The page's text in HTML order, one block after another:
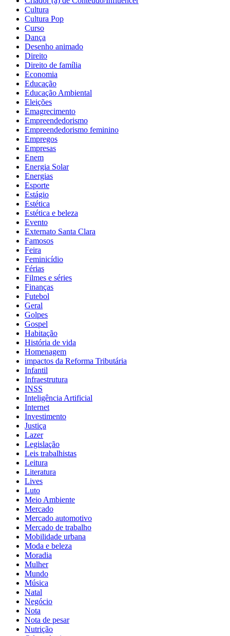
Cultura
Cultura Pop
Curso
Dança
Desenho animado
Direito
Direito de família
Economia
Educação
Educação Ambiental
Eleições
Emagrecimento
Empreendedorismo
Empreendedorismo feminino
Empregos
Empresas
Enem
Energia Solar
Energias
Esporte
Estágio
Estética
Estética e beleza
Evento
Externato Santa Clara
Famosos
Feira
Feminicídio
Férias
Filmes e séries
Finanças
Futebol
Geral
Golpes
Gospel
Habitação
História de vida
Homenagem
impactos da Reforma Tributária
Infantil
Infraestrutura
INSS
Inteligência Artificial
Internet
Investimento
Justiça
Lazer
Legislação
Leis trabalhistas
Leitura
Literatura
Lives
Luto
Meio Ambiente
Mercado
Mercado automotivo
Mercado de trabalho
Mobilidade urbana
Moda e beleza
Moradia
Mulher
Mundo
Música
Natal
Negócio
Nota
Nota de pesar
Nutrição